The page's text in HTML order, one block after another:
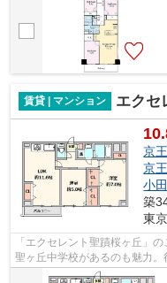
賃貸 | マンション エクセ
京
京
小
築
東
「エクセレント聖蹟桜ヶ丘」
聖ヶ丘中学校があるのも魅力
可能な物件です。こちらはマン